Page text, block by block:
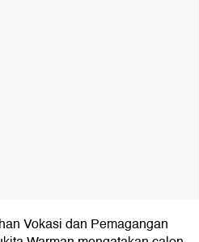
Vokasi dan Pemagangan